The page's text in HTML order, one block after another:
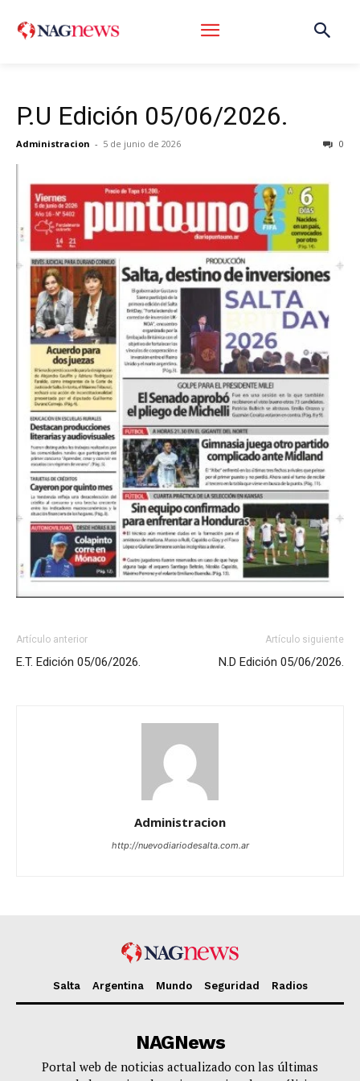
P.U Edición 05/06/2026.
Administracion - 5 de junio de 2026 0
Artículo anterior
E.T. Edición 05/06/2026.
Artículo siguiente
N.D Edición 05/06/2026.
Administracion
http://nuevodiariodesalta.com.ar
Salta Argentina Mundo Seguridad Radios
NAGNews
Portal web de noticias actualizado con las últimas